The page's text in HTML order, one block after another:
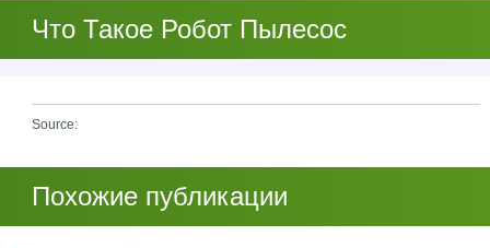
Что Такое Робот Пылесос
Source:
Похожие публикации